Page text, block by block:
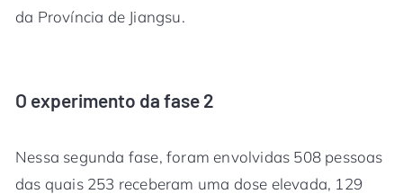
da Província de Jiangsu.
O experimento da fase 2
Nessa segunda fase, foram envolvidas 508 pessoas
das quais 253 receberam uma dose elevada, 129